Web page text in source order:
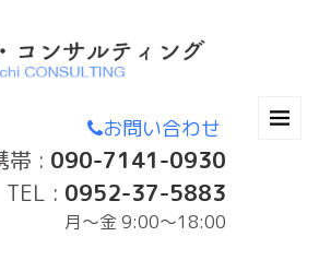
お問い合わせ
帯 : 090-7141-0930
TEL : 0952-37-5883
月〜金 9:00～18:00